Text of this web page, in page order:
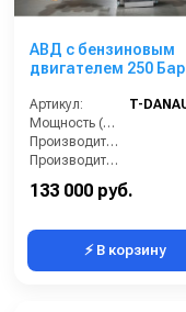
АВД с бензиновым
двигателем 250 Бар
Артикул:
Мощность (л/с):
Производительность (л/мин):
Производительность (л/ч):
133 000 руб.
⚡ В корзину